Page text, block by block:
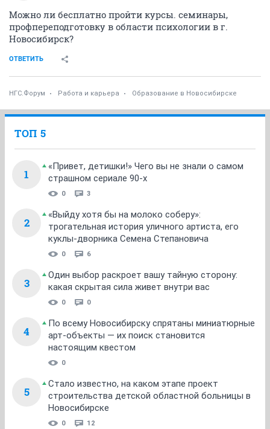
Можно ли бесплатно пройти курсы. семинары,
профпереподготовку в области психологии в г.
Новосибирск?
ОТВЕТИТЬ
НГС.Форум Работа и карьера Образование в Новосибирске
ТОП 5
1
«Привет, детишки!» Чего вы не знали о самом
страшном сериале 90-х
0 3
2
«Выйду хотя бы на молоко соберу»:
трогательная история уличного артиста, его
куклы-дворника Семена Степановича
0 6
3
Один выбор раскроет вашу тайную сторону:
какая скрытая сила живет внутри вас
0 0
4
По всему Новосибирску спрятаны миниатюрные
арт-объекты — их поиск становится
настоящим квестом
0
5
Стало известно, на каком этапе проект
строительства детской областной больницы в
Новосибирске
0 12